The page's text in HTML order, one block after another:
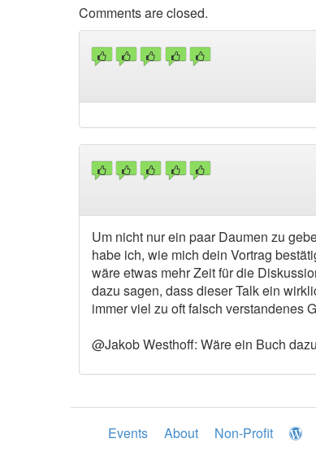
Comments are closed.
Um nicht nur ein paar Daumen zu
habe ich, wie mich dein Vortrag
wäre etwas mehr Zeit für die
dazu sagen, dass dieser Talk ein
immer viel zu oft falsch verstandenes
@Jakob Westhoff: Wäre ein Buch
Events About Non-Profit